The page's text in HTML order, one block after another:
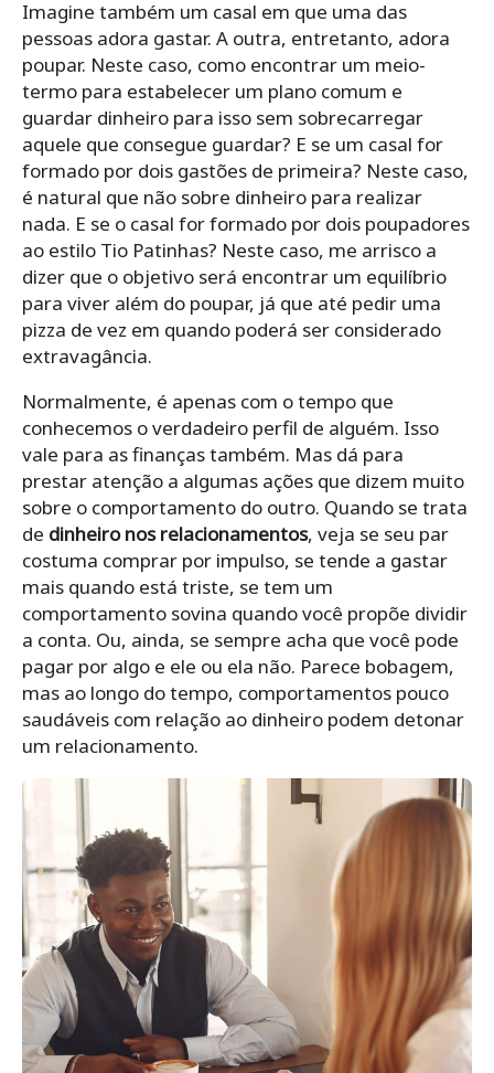
Imagine também um casal em que uma das
pessoas adora gastar. A outra, entretanto, adora
poupar. Neste caso, como encontrar um meio-
termo para estabelecer um plano comum e
guardar dinheiro para isso sem sobrecarregar
aquele que consegue guardar? E se um casal for
formado por dois gastões de primeira? Neste caso,
é natural que não sobre dinheiro para realizar
nada. E se o casal for formado por dois poupadores
ao estilo Tio Patinhas? Neste caso, me arrisco a
dizer que o objetivo será encontrar um equilíbrio
para viver além do poupar, já que até pedir uma
pizza de vez em quando poderá ser considerado
extravagância.
Normalmente, é apenas com o tempo que
conhecemos o verdadeiro perfil de alguém. Isso
vale para as finanças também. Mas dá para
prestar atenção a algumas ações que dizem muito
sobre o comportamento do outro. Quando se trata
de dinheiro nos relacionamentos, veja se seu par
costuma comprar por impulso, se tende a gastar
mais quando está triste, se tem um
comportamento sovina quando você propõe dividir
a conta. Ou, ainda, se sempre acha que você pode
pagar por algo e ele ou ela não. Parece bobagem,
mas ao longo do tempo, comportamentos pouco
saudáveis com relação ao dinheiro podem detonar
um relacionamento.